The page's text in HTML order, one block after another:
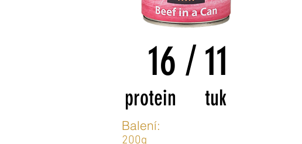
16 /11
protein tuk
Balení:
200g